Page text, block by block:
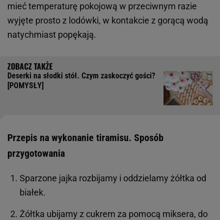
mieć temperaturę pokojową w przeciwnym razie
wyjęte prosto z lodówki, w kontakcie z gorącą wodą
natychmiast popękają.
Deserki na słodki stół. Czym zaskoczyć gości?
[POMYSŁY]
Przepis na wykonanie tiramisu. Sposób
przygotowania
Sparzone jajka rozbijamy i oddzielamy żółtka od
białek.
Żółtka ubijamy z cukrem za pomocą miksera, do